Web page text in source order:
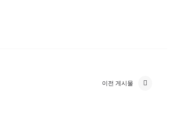
이전 게시물